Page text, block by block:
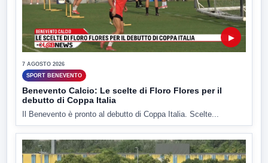
▶
7 AGOSTO 2026
SPORT BENEVENTO
Benevento Calcio: Le scelte di Floro Flores per il
debutto di Coppa Italia
Il Benevento è pronto al debutto di Coppa Italia. Scelte...